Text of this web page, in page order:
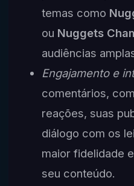
temas como
ou Nuggets
audiências
Engajamento e
comentários,
reações, suas
diálogo com os
maior fidelidade
seu conteúdo.